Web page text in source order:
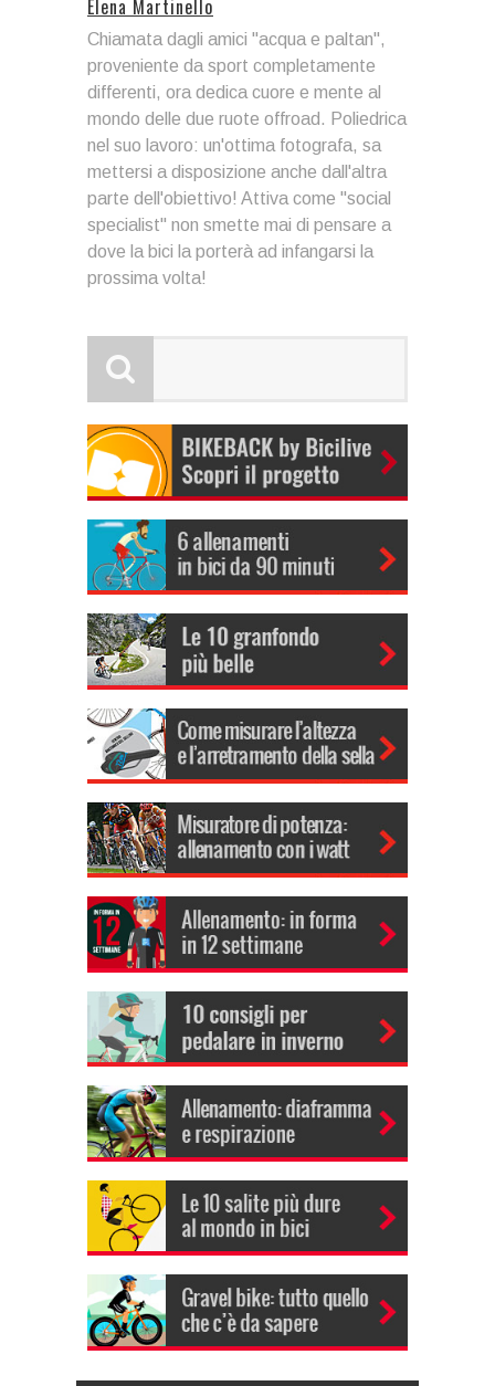
Elena Martinello
Chiamata dagli amici "acqua e paltan",
proveniente da sport completamente
differenti, ora dedica cuore e mente al
mondo delle due ruote offroad. Poliedrica
nel suo lavoro: un'ottima fotografa, sa
mettersi a disposizione anche dall'altra
parte dell'obiettivo! Attiva come "social
specialist" non smette mai di pensare a
dove la bici la porterà ad infangarsi la
prossima volta!